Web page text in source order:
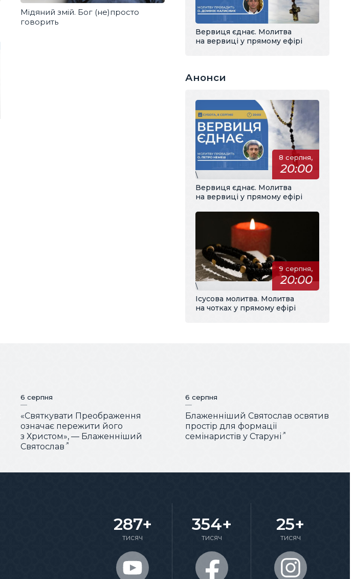
Мідяний змій. Бог (не)просто
говорить
Вервиця єднає. Молитва
на вервиці у прямому ефірі
Анонси
8 серпня,
20:00
\
Вервиця єднає. Молитва
на вервиці у прямому ефірі
9 серпня,
20:00
\
Ісусова молитва. Молитва
на чотках у прямому ефірі
6 серпня
«Святкувати Преображення
означає пережити його
з Христом», — Блаженніший
Святослав
6 серпня
Блаженніший Святослав освятив
простір для формації
семінаристів у Старуні
287+
тисяч
354+
тисяч
25+
тисяч